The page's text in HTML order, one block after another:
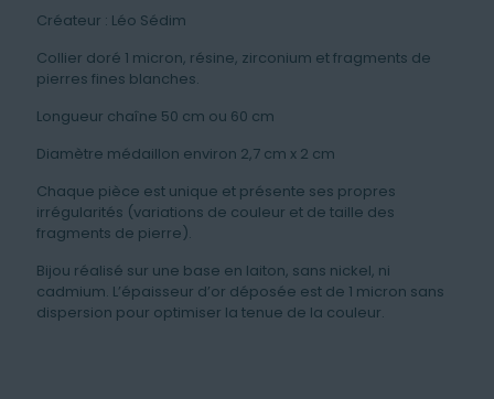
Créateur : Léo Sédim
Collier doré 1 micron, résine, zirconium et fragments de
pierres fines blanches.
Longueur chaîne 50 cm ou 60 cm
Diamètre médaillon environ 2,7 cm x 2 cm
Chaque pièce est unique et présente ses propres
irrégularités (variations de couleur et de taille des
fragments de pierre).
Bijou réalisé sur une base en laiton, sans nickel, ni
cadmium. L’épaisseur d’or déposée est de 1 micron sans
dispersion pour optimiser la tenue de la couleur.